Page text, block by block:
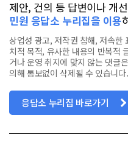
제안, 건의 등 답변이나 개
민원 응답소 누리집을 이용
상업성 광고, 저작권 침해, 저속한
치적 목적, 유사한 내용의 반복적
거나 운영 취지에 맞지 않는 댓글
의해 통보없이 삭제될 수 있습니다.
응답소 누리집 바로가기